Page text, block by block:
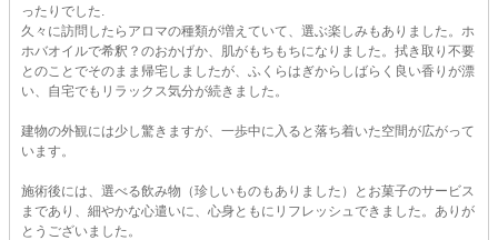
ったりでした.
久々に訪問したらアロマの種類が増えていて、選ぶ楽しみもありました。ホ
ホバオイルで希釈？のおかげか、肌がもちもちになりました。拭き取り不要
とのことでそのまま帰宅しましたが、ふくらはぎからしばらく良い香りが漂
い、自宅でもリラックス気分が続きました。
建物の外観には少し驚きますが、一歩中に入ると落ち着いた空間が広がって
います。
施術後には、選べる飲み物（珍しいものもありました）とお菓子のサービス
まであり、細やかな心遣いに、心身ともにリフレッシュできました。ありが
とうございました。